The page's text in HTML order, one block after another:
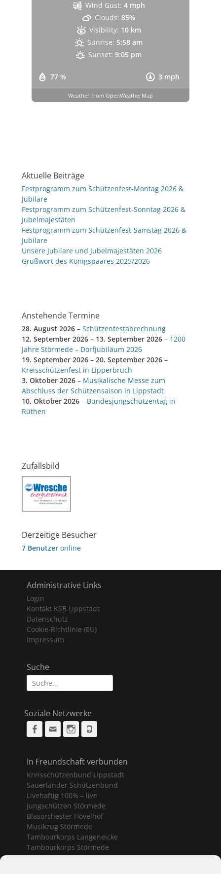
77 % 3 mph
Wind Gust: 4 mph
Clouds: 85%
Visibility: 10 km
Sunrise: 5:58 am
Sunset: 9:05 pm
Weather from OpenWeatherMap
Aktuelle Beiträge
Festprogramm zum Schützenfest-Montag 2026 &
Jubilare
Festprogramm zum Schützenfest-Sonntag 2026 &
Jubelmajestäten
Festprogramm zum Schützenfest-Samstag 2026 &
Jubilare
Unsere Jubilare und Jubelmajestäten 2026
Grußwort des Königspaares 2025/2026
Anstehende Termine
28. August 2026 – Schützenfestabrechnung
12. September 2026 – 13. September 2026 – 1200
Jahre Störmede – Dorfjubiläum 2026
19. September 2026 – 20. September 2026 –
Kreisschützenfest in Lipperbruch
3. Oktober 2026 – Musikalische Messe zum
Abschluss der Schützensaison in Lippstadt
10. Oktober 2026 – Bundesjungschützentag in
Rüthen
Zufallsbild
Derzeitige Besucher
7 Benutzer online
Administrative Links
Login
Kontakt KSB Lippstadt
Datenschutz
Cookie-Richtlinie (EU)
Impressum
Suche
Suche
nach:
Soziale Netzwerke
Facebook
Email Instagram
In Freundschaft verbunden
Kreisschützenbund Lippstadt
Sauerländer Schützenbund
Livehaftig 100% – live
Jungschützen Störmede
Blasorchester Hövelhof
Musikzug Störmede
Tambourkorps Langeneicke
Tambourkorps Störmede